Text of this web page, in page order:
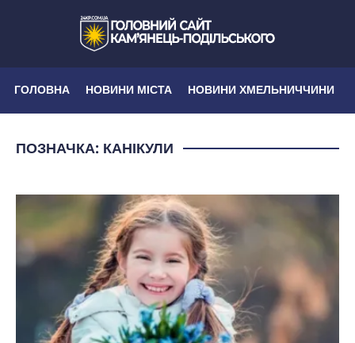
ГОЛОВНА НОВИНИ МІСТА НОВИНИ ХМЕЛЬНИЧЧИНИ
ПОЗНАЧКА: КАНІКУЛИ